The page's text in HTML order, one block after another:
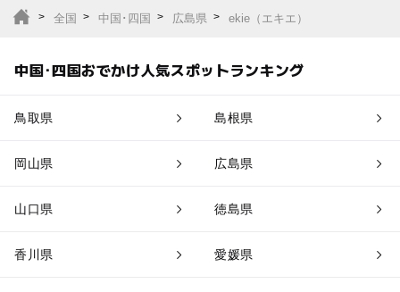
全国 中国･四国 広島県 ekie（エキエ）
中国･四国おでかけ人気スポットランキング
鳥取県 島根県
岡山県 広島県
山口県 徳島県
香川県 愛媛県